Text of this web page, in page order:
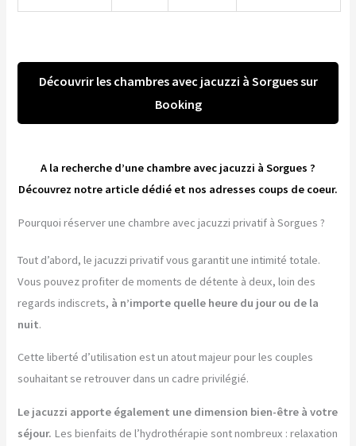
Découvrir les chambres avec jacuzzi à Sorgues sur
Booking
A la recherche d’une chambre avec jacuzzi à Sorgues ?
Découvrez notre article dédié et nos adresses coups de coeur.
Pourquoi réserver une chambre avec jacuzzi privatif à Sorgues ?
Tout d’abord, le jacuzzi privatif vous garantit une intimité totale.
Vous pouvez profiter de moments de détente à deux, loin des
regards indiscrets, à n’importe quelle heure du jour ou de la
nuit.
Cette liberté d’utilisation est un atout majeur pour les couples
souhaitant se retrouver dans un cadre privilégié.
Le jacuzzi apporte également une dimension bien-être à votre
séjour. Les bienfaits de l’hydrothérapie sont nombreux : relaxation